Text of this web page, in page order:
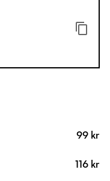
99 kr
116 kr